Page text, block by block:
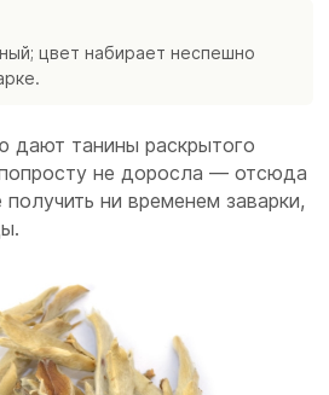
цвет набирает неспешно
дают танины раскрытого
не доросла — отсюда
ни временем заварки,